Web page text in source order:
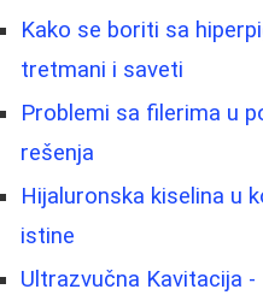
Kako se boriti sa
tretmani i saveti
Problemi sa filerima u
rešenja
Hijaluronska kiselina u
istine
Ultrazvučna Kavitacija -